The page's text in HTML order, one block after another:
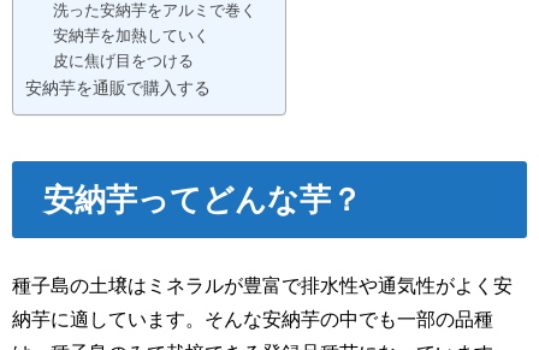
洗った安納芋をアルミで巻く
安納芋を加熱していく
皮に焦げ目をつける
安納芋を通販で購入する
安納芋ってどんな芋？
種子島の土壌はミネラルが豊富で排水性や通気性がよく安
納芋に適しています。そんな安納芋の中でも一部の品種